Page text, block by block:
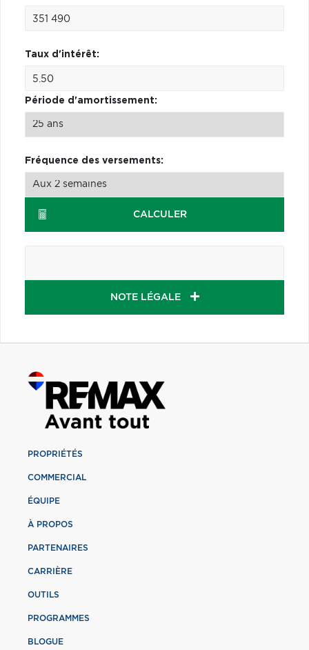
Taux d'intérêt:
Période d'amortissement:
Fréquence des versements:
CALCULER
NOTE LÉGALE
PROPRIÉTÉS
COMMERCIAL
ÉQUIPE
À PROPOS
PARTENAIRES
CARRIÈRE
OUTILS
PROGRAMMES
BLOGUE